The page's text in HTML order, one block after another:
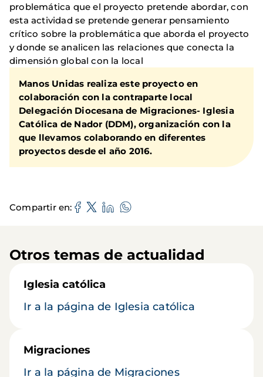
problemática que el proyecto pretende abordar, con
esta actividad se pretende generar pensamiento
crítico sobre la problemática que aborda el proyecto
y donde se analicen las relaciones que conecta la
dimensión global con la local
Manos Unidas realiza este proyecto en
colaboración con la contraparte local
Delegación Diocesana de Migraciones- Iglesia
Católica de Nador (DDM), organización con la
que llevamos colaborando en diferentes
proyectos desde el año 2016.
Compartir en
Otros temas de actualidad
Iglesia católica
Ir a la página de Iglesia católica
Migraciones
Ir a la página de Migraciones